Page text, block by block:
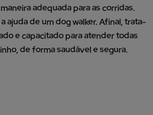
adequada para as corridas.
ajuda de um dog walker. Afinal, trata-
e capacitado para atender todas
de forma saudável e segura.